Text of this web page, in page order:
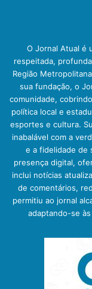
O Jornal Atual é
respeitada,
Região
sua fundação, o
comunidade,
política local e
esportes e cultura.
inabalável com a
e a fidelidade de
presença digital,
inclui notícias
de comentários,
permitiu ao jornal
adaptando-se